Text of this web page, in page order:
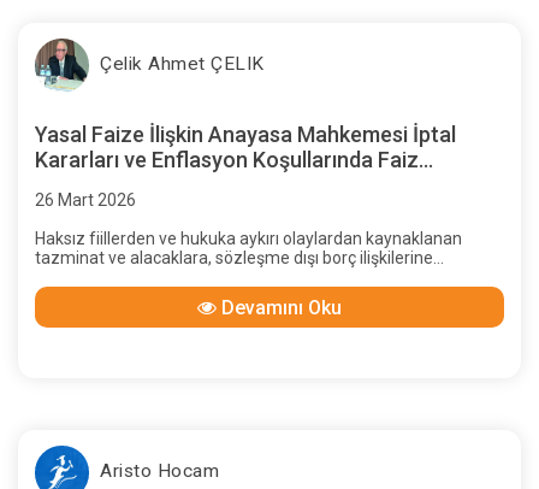
Çelik Ahmet ÇELIK
Yasal Faize İlişkin Anayasa Mahkemesi İptal
Kararları ve Enflasyon Koşullarında Faiz
26 Mart 2026
Haksız fiillerden ve hukuka aykırı olaylardan kaynaklanan
tazminat ve alacaklara, sözleşme dışı borç ilişkilerine
değiştirilen yasal düzenlemelerle belirlenmiş; bu konuda
yürütme erkine tanınan yetkiler iki kez Anayasa Mahkemesi
Devamını Oku
Aristo Hocam